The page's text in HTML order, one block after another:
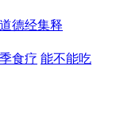
道德经集释
食疗 能不能吃